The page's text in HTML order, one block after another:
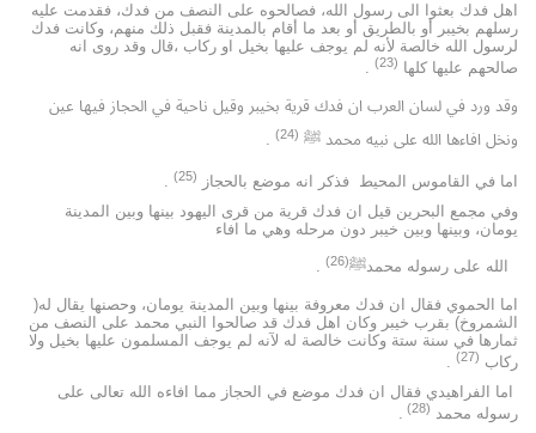
اهل فدك بعثوا الى رسول الله، فصالحوه على النصف من فدك، فقدمت عليه
رسلهم بخيبر أو بالطريق أو بعد ما أقام بالمدينة فقبل ذلك منهم، وكانت فدك
لرسول الله خالصة لأنه لم يوجف عليها بخيل او ركاب ،قال وقد روى انه
صالحهم عليها كلها (23)
.
وقد ورد في لسان العرب ان فدك قرية بخيبر وقيل ناحية في الحجاز فيها عين
ونخل افاءها الله على نبيه محمد ﷺ (24)
اما في القاموس المحيط فذكر انه موضع بالحجاز (25)
.
وفي مجمع البحرين قيل ان فدك قرية من قرى اليهود بينها وبين المدينة
يومان، وبينها وبين خيبر دون مرحله وهي ما افاء
الله على رسوله محمدﷺ(26)
.
اما الحموي فقال ان فدك معروفة بينها وبين المدينة يومان، وحصنها يقال له(
الشمروخ) بقرب خيبر وكان اهل فدك قد صالحوا النبي محمد على النصف من
ثمارها في سنة ستة وكانت خالصة له لآنه لم يوجف المسلمون عليها بخيل ولا
ركاب (27)
.
اما الفراهيدي فقال ان فدك موضع في الحجاز مما افاءه الله تعالى على
رسوله محمد (28)
.